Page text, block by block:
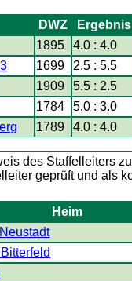
DWZ Ergebnis
1895 4.0 : 4.0
1699 2.5 : 5.5
1909 5.5 : 2.5
1784 5.0 : 3.0
1789 4.0 : 4.0
Heim